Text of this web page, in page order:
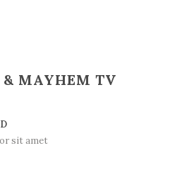
& MAYHEM TV
sit amet